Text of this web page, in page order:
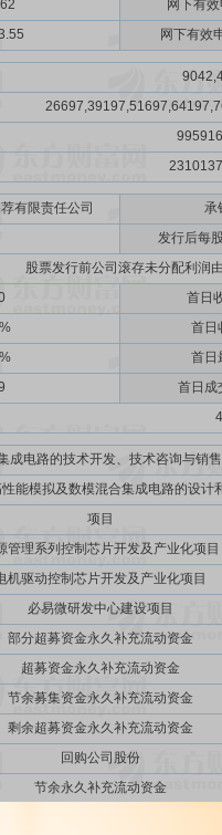
网下有
网下有效
有限责任公司 承
发行后每
股票发行前公司滚存未分配利润
首日
首日
首日
首日成
电路的技术开发、技术咨询与销
能模拟及数模混合集成电路的设计
项目
管理系列控制芯片开发及产业化项目
机驱动控制芯片开发及产业化项目
必易微研发中心建设项目
部分超募资金永久补充流动资金
超募资金永久补充流动资金
节余募集资金永久补充流动资金
剩余超募资金永久补充流动资金
回购公司股份
节余永久补充流动资金